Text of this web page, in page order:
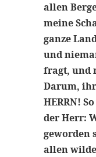
allen
meine
ganze
und
fragt, und
Darum,
HERRN!
der Herr:
geworden
allen